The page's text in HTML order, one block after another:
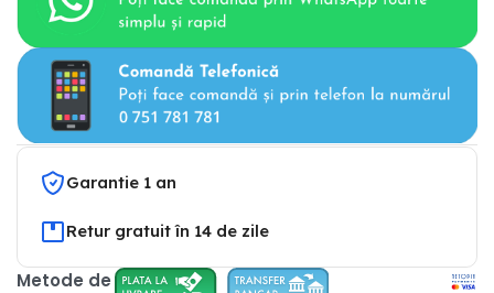
Garantie 1 an
Retur gratuit în 14 de zile
Metode de